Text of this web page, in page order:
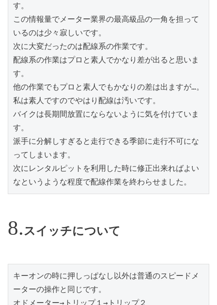
す。
この情報量でメーター業界の最高級品の一角を担って
いるのは少々寂しいです。
次に大変だったのは配線系の作業です。
配線系の作業はプロと素人でかなり差が出ると思いま
す。
他の作業でもプロと素人でもかなりの差は出ますが…。
私は素人ですのでやはり配線は汚いです。
バイクは長期間放置にならないように気を付けていま
す。
派手に分解しすぎると走行できる季節に走行不可にな
ってしまいます。
次にレンタルピットを利用した時に修正出来ればよい
なというような程度で配線作業を終わらせました。
スイッチについて
キーオンの時に押しっぱなし以外は普通のスピードメ
ーターの操作と同じです。
オドメーター→トリップ１→トリップ２